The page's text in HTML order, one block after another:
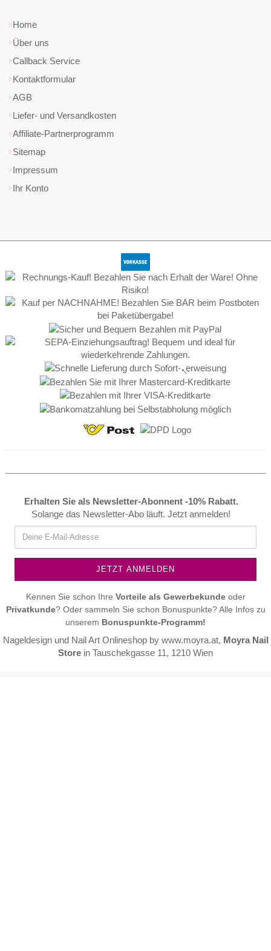
Home
Über uns
Callback Service
Kontaktformular
AGB
Liefer- und Versandkosten
Affiliate-Partnerprogramm
Sitemap
Impressum
Ihr Konto
Erhalten Sie als Newsletter-Abonnent -10% Rabatt.
Solange das Newsletter-Abo läuft. Jetzt anmelden!
Kennen Sie schon Ihre Vorteile als Gewerbekundeoder
Privatkunde? Oder sammeln Sie schon Bonuspunkte? Alle Infos zu
unserem Bonuspunkte-Programm!
Nageldesign und Nail Art Onlineshop by www.moyra.at, Moyra Nail
Store in Tauschekgasse 11, 1210 Wien